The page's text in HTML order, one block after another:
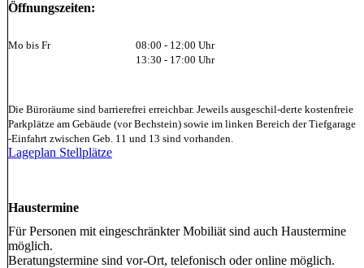
Öffnungszeiten:
Mo bis Fr
08:00 - 12:00 Uhr
13:30 - 17:00 Uhr
Die Büroräume sind barrierefrei erreichbar. Jeweils ausgeschil-derte kostenfreie
Parkplätze am Gebäude (vor Bechstein) sowie im linken Bereich der Tiefgarage
-Einfahrt zwischen Geb. 11 und 13 sind vorhanden.
Lageplan Stellplätze
Haustermine
Für Personen mit eingeschränkter Mobiliät sind auch Haustermine
möglich.
Beratungstermine sind vor-Ort, telefonisch oder online möglich.